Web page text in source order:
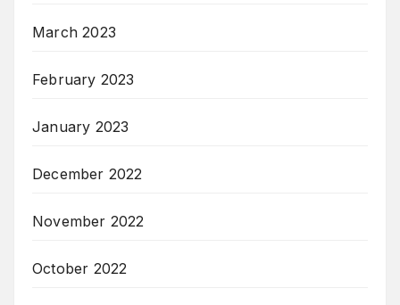
March 2023
February 2023
January 2023
December 2022
November 2022
October 2022